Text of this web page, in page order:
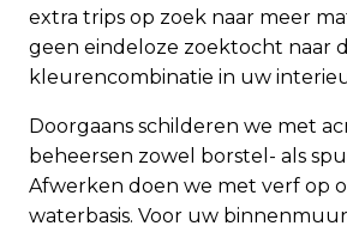
extra trips op zoek naar meer
geen eindeloze zoektocht naar
kleurencombinatie in uw
Doorgaans schilderen we met
beheersen zowel borstel- als
Afwerken doen we met verf op
waterbasis. Voor uw